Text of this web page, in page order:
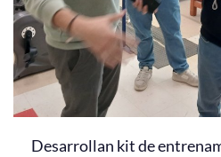
Desarrollan kit de